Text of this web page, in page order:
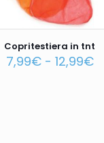
Copritestiera in tnt
7,99€ - 12,99€